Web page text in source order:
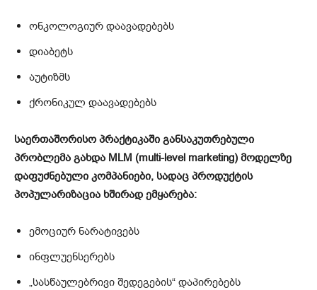
ონკოლოგიურ დაავადებებს
დიაბეტს
აუტიზმს
ქრონიკულ დაავადებებს
საერთაშორისო პრაქტიკაში განსაკუთრებული
პრობლემა გახდა MLM (multi-level marketing) მოდელზე
დაფუძნებული კომპანიები, სადაც პროდუქტის
პოპულარიზაცია ხშირად ემყარება:
ემოციურ ნარატივებს
ინფლუენსერებს
„სასწაულებრივი შედეგების“ დაპირებებს